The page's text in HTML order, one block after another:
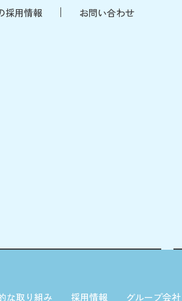
採用情報 お問い合わせ
な取り組み 採用情報 グループ会社